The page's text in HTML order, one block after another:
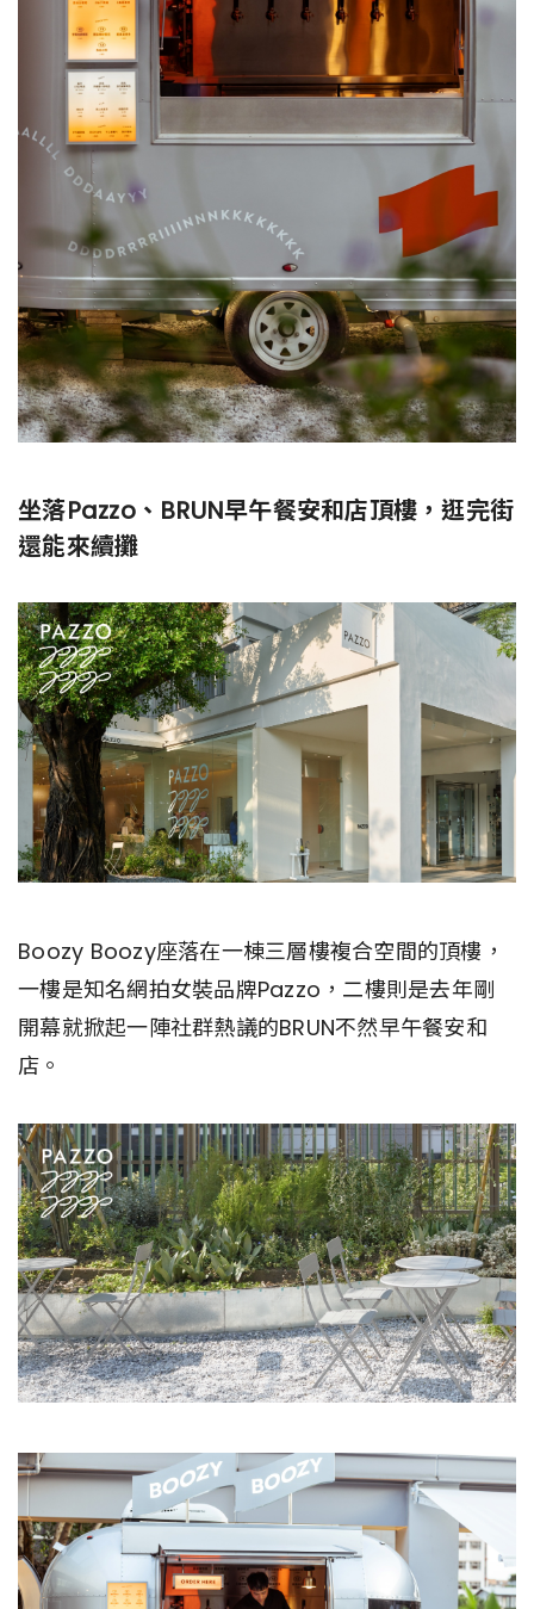
坐落Pazzo、BRUN早午餐安和店頂樓，逛完街
還能來續攤
Boozy Boozy座落在一棟三層樓複合空間的頂樓，
一樓是知名網拍女裝品牌Pazzo，二樓則是去年剛
開幕就掀起一陣社群熱議的BRUN不然早午餐安和
店。